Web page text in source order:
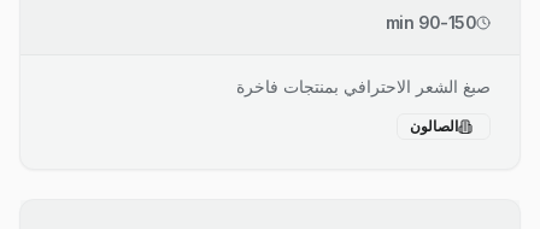
90-150 min
صبغ الشعر الاحترافي بمنتجات فاخرة
الصالون